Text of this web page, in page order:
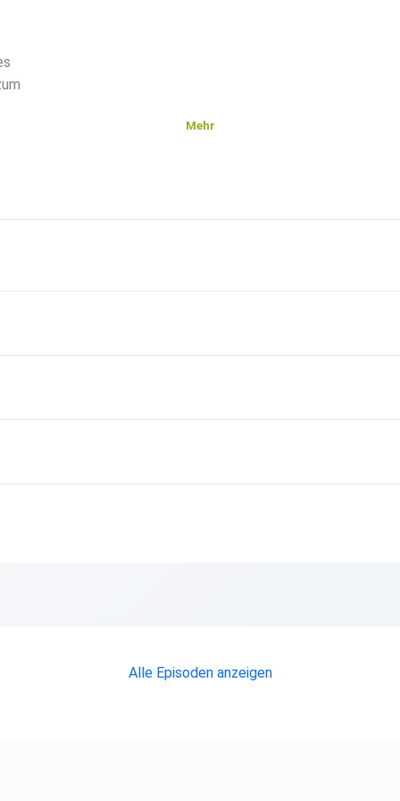
Mehr
Alle Episoden anzeigen